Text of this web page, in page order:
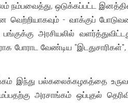
நம்பவைத்து, ஒடுக்கப்பட்ட
- வாக்குப்
அரசியலில்
போராட வேண்டிய
இந்து பல்கலைக்கழகத்தை
அரசாங்கம் ஒப்புதல்